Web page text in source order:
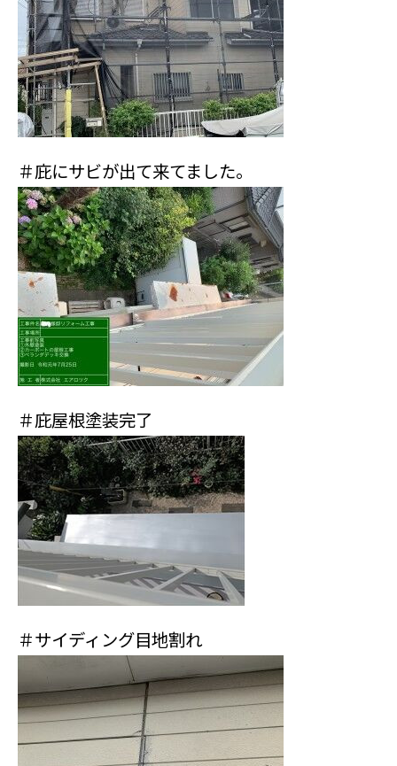
＃庇にサビが出て来てました。
＃庇屋根塗装完了
＃サイディング目地割れ